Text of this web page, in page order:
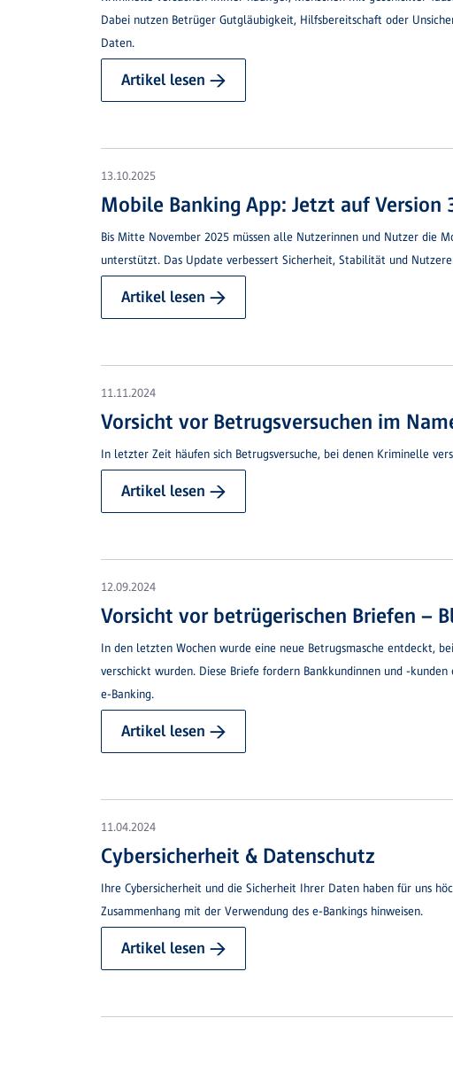
Dabei nutzen Betrüger Gutgläubigkeit, Hilfsbereitschaft oder
Daten.
Artikel lesen →
13.10.2025
Mobile Banking App: Jetzt auf Version
Bis Mitte November 2025 müssen alle Nutzerinnen und Nutzer die
unterstützt. Das Update verbessert Sicherheit, Stabilität und
Artikel lesen →
11.11.2024
Vorsicht vor Betrugsversuchen im
In letzter Zeit häufen sich Betrugsversuche, bei denen Kriminelle
Artikel lesen →
12.09.2024
Vorsicht vor betrügerischen Briefen –
In den letzten Wochen wurde eine neue Betrugsmasche entdeckt,
verschickt wurden. Diese Briefe fordern Bankkundinnen und -
e-Banking.
Artikel lesen →
11.04.2024
Cybersicherheit & Datenschutz
Ihre Cybersicherheit und die Sicherheit Ihrer Daten haben für uns
Zusammenhang mit der Verwendung des e-Bankings hinweisen.
Artikel lesen →